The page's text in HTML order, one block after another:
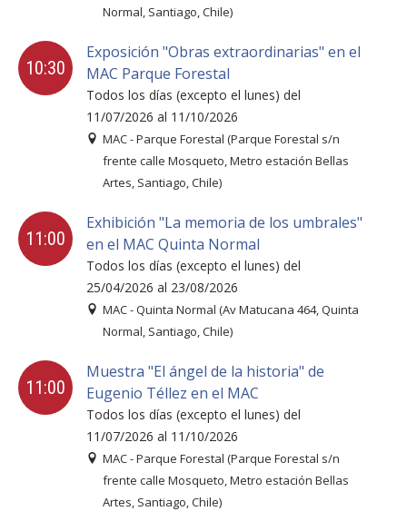
Normal, Santiago, Chile)
10:30
Exposición "Obras extraordinarias" en el
MAC Parque Forestal
Todos los días (excepto el lunes) del
11/07/2026 al 11/10/2026
MAC - Parque Forestal (Parque Forestal s/n
frente calle Mosqueto, Metro estación Bellas
Artes, Santiago, Chile)
11:00
Exhibición "La memoria de los umbrales"
en el MAC Quinta Normal
Todos los días (excepto el lunes) del
25/04/2026 al 23/08/2026
MAC - Quinta Normal (Av Matucana 464, Quinta
Normal, Santiago, Chile)
11:00
Muestra "El ángel de la historia" de
Eugenio Téllez en el MAC
Todos los días (excepto el lunes) del
11/07/2026 al 11/10/2026
MAC - Parque Forestal (Parque Forestal s/n
frente calle Mosqueto, Metro estación Bellas
Artes, Santiago, Chile)